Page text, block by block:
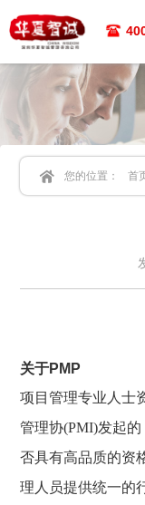
您的位置： 首
关于PMP
项目管理专业人士
管理协(PMI)发起
否具有高品质的资
理人员提供统一的